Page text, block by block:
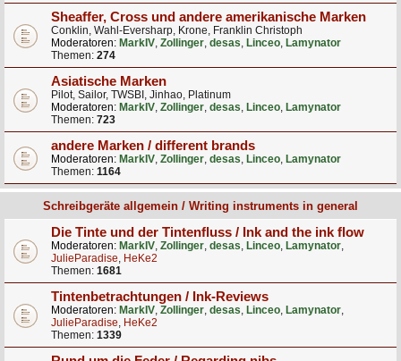
Sheaffer, Cross und andere amerikanische Marken
Conklin, Wahl-Eversharp, Krone, Franklin Christoph
Moderatoren: MarkIV, Zollinger, desas, Linceo, Lamynator
Themen: 274
Asiatische Marken
Pilot, Sailor, TWSBI, Jinhao, Platinum
Moderatoren: MarkIV, Zollinger, desas, Linceo, Lamynator
Themen: 723
andere Marken / different brands
Moderatoren: MarkIV, Zollinger, desas, Linceo, Lamynator
Themen: 1164
Schreibgeräte allgemein / Writing instruments in general
Die Tinte und der Tintenfluss / Ink and the ink flow
Moderatoren: MarkIV, Zollinger, desas, Linceo, Lamynator,
JulieParadise, HeKe2
Themen: 1681
Tintenbetrachtungen / Ink-Reviews
Moderatoren: MarkIV, Zollinger, desas, Linceo, Lamynator,
JulieParadise, HeKe2
Themen: 1339